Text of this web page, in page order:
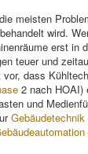
meisten
wird.
erst in
teuer und
vor, dass
2 nach HOAI)
und
Gebäudetechnik